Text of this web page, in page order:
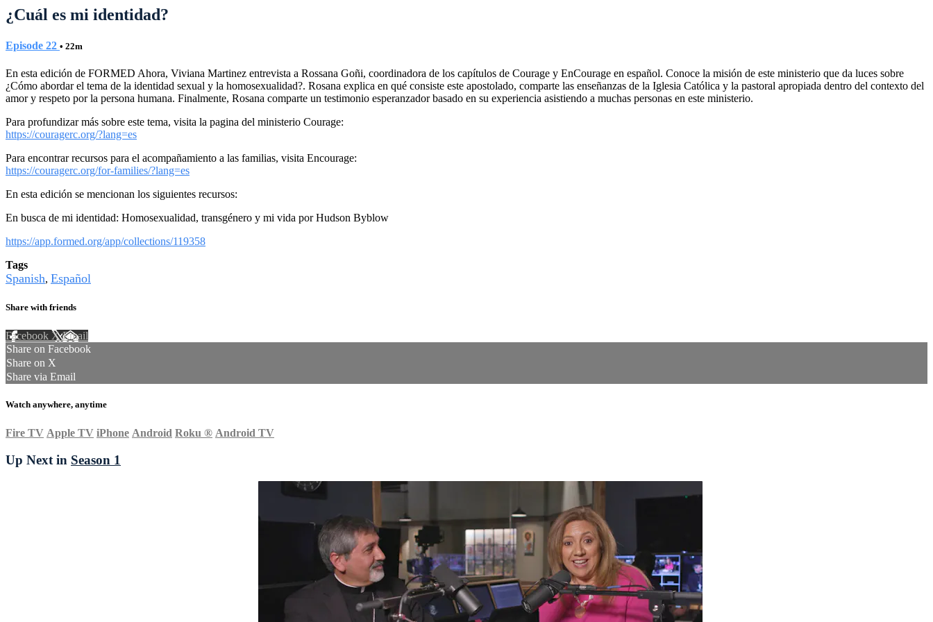
¿Cuál es mi identidad?
Episode 22 • 22m
En esta edición de FORMED Ahora, Viviana Martinez entrevista a Rossana Goñi, coordinadora de los capítulos de Courage y EnCourage en español. Conoce la misión de este ministerio que da luces sobre
¿Cómo abordar el tema de la identidad sexual y la homosexualidad?. Rosana explica en qué consiste este apostolado, comparte las enseñanzas de la Iglesia Católica y la pastoral apropiada dentro del contexto del
amor y respeto por la persona humana. Finalmente, Rosana comparte un testimonio esperanzador basado en su experiencia asistiendo a muchas personas en este ministerio.
Para profundizar más sobre este tema, visita la pagina del ministerio Courage:
https://couragerc.org/?lang=es
Para encontrar recursos para el acompañamiento a las familias, visita Encourage:
https://couragerc.org/for-families/?lang=es
En esta edición se mencionan los siguientes recursos:
En busca de mi identidad: Homosexualidad, transgénero y mi vida por Hudson Byblow
https://app.formed.org/app/collections/119358
Tags
Spanish, Español
Share with friends
Facebook XEmail
Share on Facebook
Share on X
Share via Email
Watch anywhere, anytime
Fire TV Apple TV iPhone Android Roku ® Android TV
Up Next in Season 1